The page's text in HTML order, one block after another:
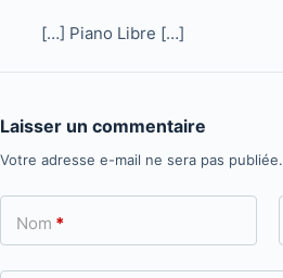
[…] Piano Libre […]
Laisser un commentaire
Votre adresse e-mail ne sera pas publiée.
Nom *